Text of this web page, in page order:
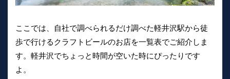
ここでは、自社で調べられるだけ調べた軽井沢駅から徒
歩で行けるクラフトビールのお店を一覧表でご紹介しま
す。軽井沢でちょっと時間が空いた時にぴったりです
よ。